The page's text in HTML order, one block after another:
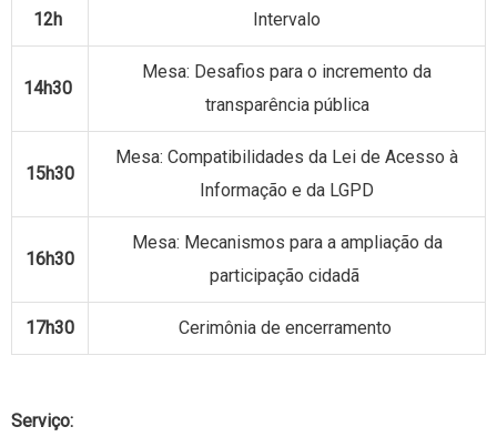
12h Intervalo
14h30
Mesa: Desafios para o incremento da
transparência pública
15h30
Mesa: Compatibilidades da Lei de Acesso à
Informação e da LGPD
16h30
Mesa: Mecanismos para a ampliação da
participação cidadã
17h30 Cerimônia de encerramento
Serviço: